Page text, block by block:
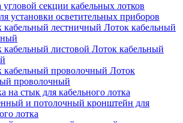
секции кабельных лотков
установки осветительных приборов
Лоток кабельный
Лоток кабельный
Лоток
проволочный
на стык для кабельного лотка